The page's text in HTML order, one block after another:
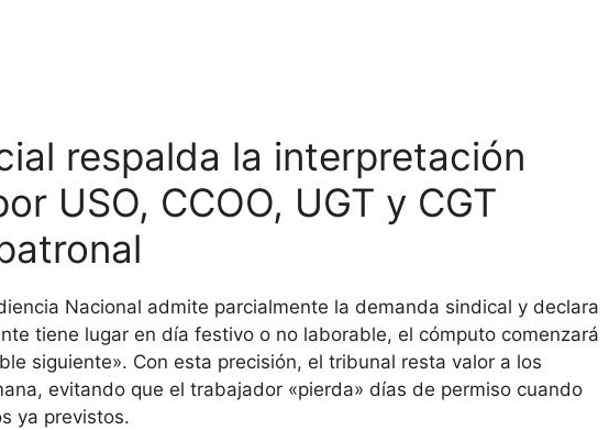
respalda la interpretación
USO, CCOO, UGT y CGT
Nacional admite parcialmente la demanda sindical y declara
tiene lugar en día festivo o no laborable, el cómputo comenzará
siguiente». Con esta precisión, el tribunal resta valor a los
evitando que el trabajador «pierda» días de permiso cuando
ya previstos.